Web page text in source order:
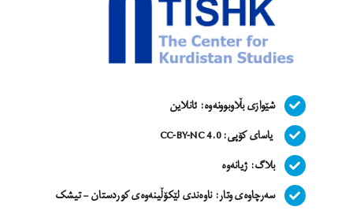
شێوازی بڵاوبوونەوە: ئانلاین
یاسای کۆپی: CC-BY-NC 4.0
بلاگ: ژیانەوە
سەرچاوەی وتار:ناوەندی لێکۆڵینەوەی کوردستان – تیشک